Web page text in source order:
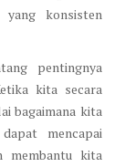
yang konsisten
pentingnya
kita secara
bagaimana kita
mencapai
membantu kita